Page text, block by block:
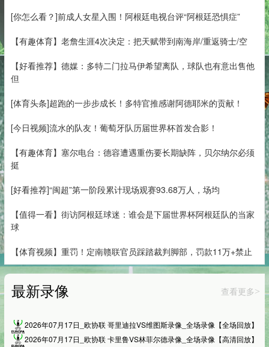
[你怎么看？]前成人女星入围！阿根廷电视台评“阿根廷恐惧症”
【有趣体育】老詹生涯4次决定：把天赋带到南海岸/重返骑士/空
【好看推荐】德媒：多特二门拉马伊希望离队，球队也有意出售他
但
[体育头条]超跑的一步步成长！多特官推感谢阿德耶米的贡献！
[今日视频]流水的队友！葡萄牙队历届世界杯首发合影！
【有趣体育】塞尔电台：德容遭遇重伤要长期缺阵，贝尔纳尔必须
挺
[好看推荐]“闽超”第一阶段累计现场观赛93.68万人，场均
【值得一看】街访阿根廷球迷：谁会是下届世界杯阿根廷队的当家
球
【体育视频】重罚！定南赣联官员踩踏裁判脚部，罚款11万+禁止
最新录像 查看更多>
2026年07月17日_欧协联 哥里迪拉VS维图斯录像_全场录像【全场回放】
2026年07月17日_欧协联 卡里鲁VS林菲尔德录像_全场录像【高清回放】